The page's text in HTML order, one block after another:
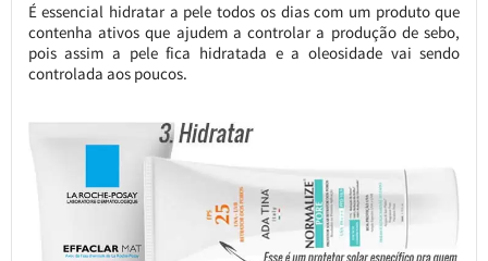
É essencial hidratar a pele todos os dias com um produto que
contenha ativos que ajudem a controlar a produção de sebo,
pois assim a pele fica hidratada e a oleosidade vai sendo
controlada aos poucos.